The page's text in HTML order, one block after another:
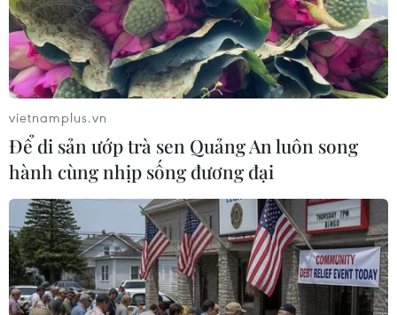
vietnamplus.vn
Để di sản ướp trà sen Quảng An luôn song
hành cùng nhịp sống đương đại